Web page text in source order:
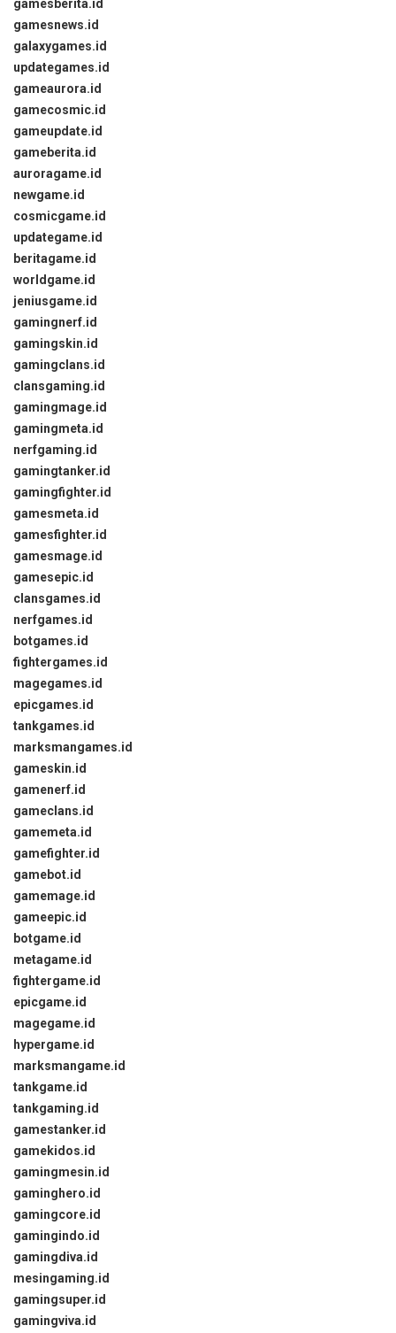
gamesberita.id
gamesnews.id
galaxygames.id
updategames.id
gameaurora.id
gamecosmic.id
gameupdate.id
gameberita.id
auroragame.id
newgame.id
cosmicgame.id
updategame.id
beritagame.id
worldgame.id
jeniusgame.id
gamingnerf.id
gamingskin.id
gamingclans.id
clansgaming.id
gamingmage.id
gamingmeta.id
nerfgaming.id
gamingtanker.id
gamingfighter.id
gamesmeta.id
gamesfighter.id
gamesmage.id
gamesepic.id
clansgames.id
nerfgames.id
botgames.id
fightergames.id
magegames.id
epicgames.id
tankgames.id
marksmangames.id
gameskin.id
gamenerf.id
gameclans.id
gamemeta.id
gamefighter.id
gamebot.id
gamemage.id
gameepic.id
botgame.id
metagame.id
fightergame.id
epicgame.id
magegame.id
hypergame.id
marksmangame.id
tankgame.id
tankgaming.id
gamestanker.id
gamekidos.id
gamingmesin.id
gaminghero.id
gamingcore.id
gamingindo.id
gamingdiva.id
mesingaming.id
gamingsuper.id
gamingviva.id